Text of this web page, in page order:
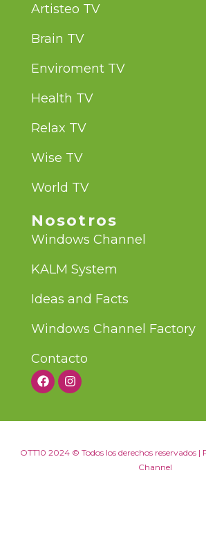
Artisteo TV
Brain TV
Enviroment TV
Health TV
Relax TV
Wise TV
World TV
Nosotros
Windows Channel
KALM System
Ideas and Facts
Windows Channel Factory
Contacto
OTT10 2024 © Todos los derechos reservados
Channel